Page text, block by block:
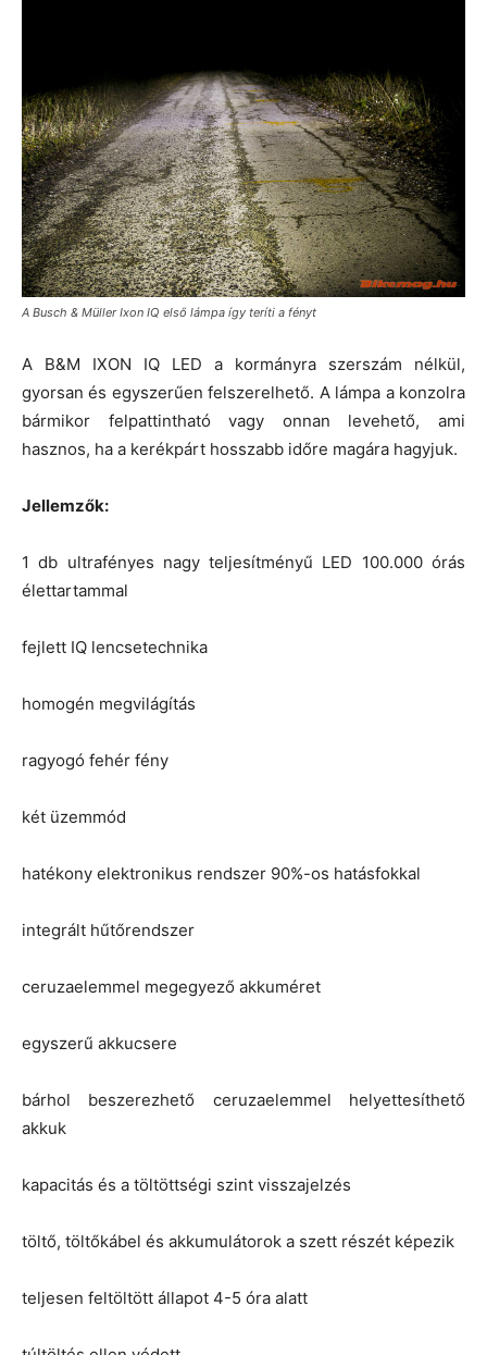
A Busch & Müller Ixon IQ első lámpa így teríti a fényt
A B&M IXON IQ LED a kormányra szerszám nélkül,
gyorsan és egyszerűen felszerelhető. A lámpa a konzolra
bármikor felpattintható vagy onnan levehető, ami
hasznos, ha a kerékpárt hosszabb időre magára hagyjuk.
Jellemzők:
1 db ultrafényes nagy teljesítményű LED 100.000 órás
élettartammal
fejlett IQ lencsetechnika
homogén megvilágítás
ragyogó fehér fény
két üzemmód
hatékony elektronikus rendszer 90%-os hatásfokkal
integrált hűtőrendszer
ceruzaelemmel megegyező akkuméret
egyszerű akkucsere
bárhol beszerezhető ceruzaelemmel helyettesíthető
akkuk
kapacitás és a töltöttségi szint visszajelzés
töltő, töltőkábel és akkumulátorok a szett részét képezik
teljesen feltöltött állapot 4-5 óra alatt